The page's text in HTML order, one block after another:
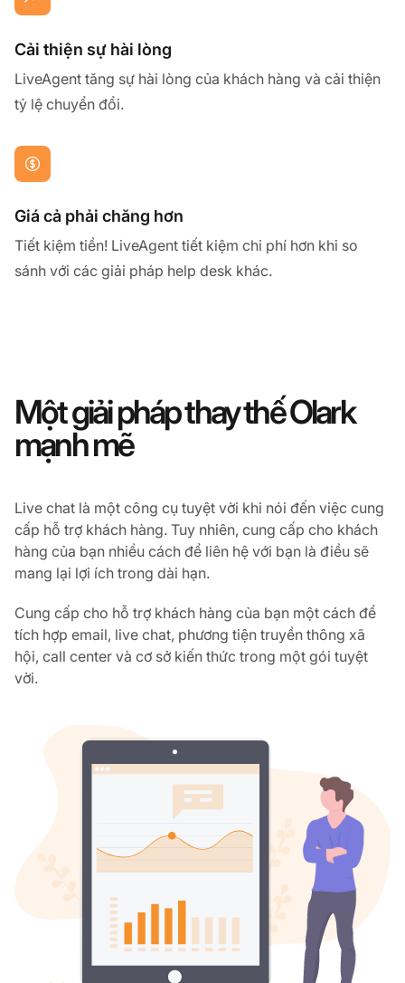
Cải thiện sự hài lòng
LiveAgent tăng sự hài lòng của khách hàng và cải thiện
tỷ lệ chuyển đổi.
Giá cả phải chăng hơn
Tiết kiệm tiền! LiveAgent tiết kiệm chi phí hơn khi so
sánh với các giải pháp help desk khác.
Một giải pháp thay thế Olark
mạnh mẽ
Live chat là một công cụ tuyệt vời khi nói đến việc cung
cấp hỗ trợ khách hàng. Tuy nhiên, cung cấp cho khách
hàng của bạn nhiều cách để liên hệ với bạn là điều sẽ
mang lại lợi ích trong dài hạn.
Cung cấp cho hỗ trợ khách hàng của bạn một cách để
tích hợp email, live chat, phương tiện truyền thông xã
hội, call center và cơ sở kiến thức trong một gói tuyệt
vời.